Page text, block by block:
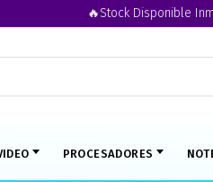
🔥Stock Disponible
PROCESADORES